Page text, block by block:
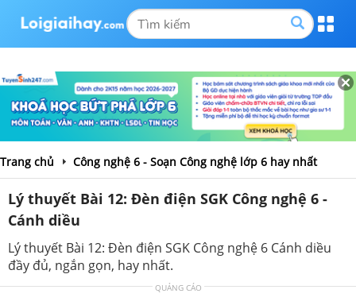
Trang chủ Công nghệ 6 - Soạn Công nghệ lớp 6 hay nhất
Lý thuyết Bài 12: Đèn điện SGK Công nghệ 6 -
Cánh diều
Lý thuyết Bài 12: Đèn điện SGK Công nghệ 6 Cánh diều
đầy đủ, ngắn gọn, hay nhất.
QUẢNG CÁO